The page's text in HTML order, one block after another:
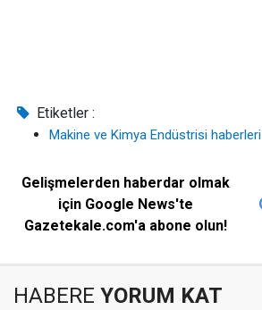
Etiketler :
Makine ve Kimya Endüstrisi haberleri
Gelişmelerden haberdar olmak
için Google News'te
Gazetekale.com'a abone olun!
HABERE YORUM KAT